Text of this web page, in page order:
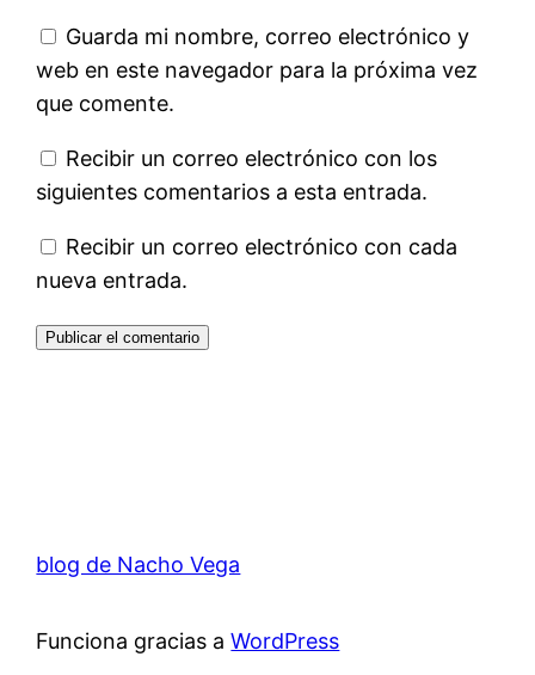
Guarda mi nombre, correo electrónico y
web en este navegador para la próxima vez
que comente.
Recibir un correo electrónico con los
siguientes comentarios a esta entrada.
Recibir un correo electrónico con cada
nueva entrada.
blog de Nacho Vega
Funciona gracias aWordPress